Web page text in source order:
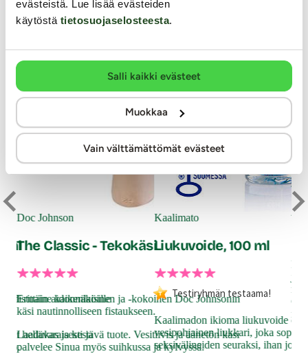
evästeistä. Lue lisää evästeiden
käytöstä tietosuojaselosteesta.
Salli kaikki evästeet
Muokkaa
Vain välttämättömät evästeet
ml
kaikenlaisille
hellävaraisesti ja
Doc Johnson
The Classic - Tekokäsi
Erittäin aidonnäköinen ja -kokoinen Doc Johnsonin
käsi nautinnolliseen fistaukseen.
Laadukas ja kestävä tuote. Vesitiivis ja äänetön käsi
palvelee Sinua myös suihkussa ja kylvyssä.
Kaalimato
Liukuvoide, 100 ml
Testiryhmän testaama!
Kaalimadon ikioma liukuvoide on
vesipohjainen liukkari, joka sopii
seksivälineiden seuraksi, ihan